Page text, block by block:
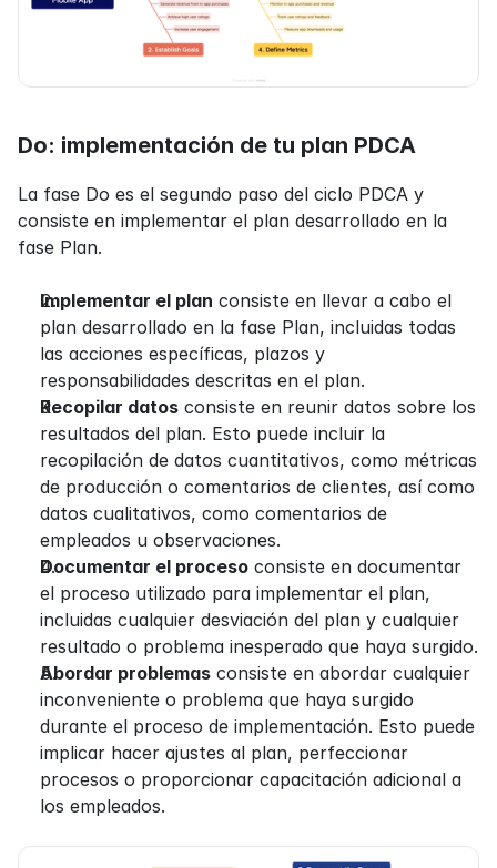
Do: implementación de tu plan PDCA
La fase Do es el segundo paso del ciclo PDCA y
consiste en implementar el plan desarrollado en la
fase Plan.
Implementar el plan consiste en llevar a cabo el
plan desarrollado en la fase Plan, incluidas todas
las acciones específicas, plazos y
responsabilidades descritas en el plan.
Recopilar datos consiste en reunir datos sobre los
resultados del plan. Esto puede incluir la
recopilación de datos cuantitativos, como métricas
de producción o comentarios de clientes, así como
datos cualitativos, como comentarios de
empleados u observaciones.
Documentar el proceso consiste en documentar
el proceso utilizado para implementar el plan,
incluidas cualquier desviación del plan y cualquier
resultado o problema inesperado que haya surgido.
Abordar problemas consiste en abordar cualquier
inconveniente o problema que haya surgido
durante el proceso de implementación. Esto puede
implicar hacer ajustes al plan, perfeccionar
procesos o proporcionar capacitación adicional a
los empleados.